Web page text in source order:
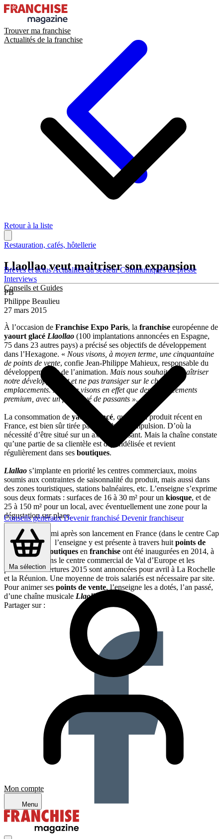
Trouver ma franchise
Actualités de la franchise
Brèves et actusActualités du secteurCommuniqués de presse
Interviews
Conseils et Guides
Conseils générauxDevenir franchisé Devenir franchiseur
Ma sélection
Mon compte
Menu
Retour à la liste
Restauration, cafés, hôtellerie
Llaollao veut maitriser son expansion
PB
Philippe Beaulieu
27 mars 2015
À l’occasion de Franchise Expo Paris, la franchise européenne de
yaourt glacé Llaollao (100 implantations annoncées en Espagne,
75 dans 23 autres pays) a précisé ses objectifs de développement
dans l’Hexagone. « Nous visons, à moyen terme, une cinquantaine
de points de vente, confie Jean-Philippe Mahieux, responsable du
développement et de l’animation. Mais nous souhaitons maîtriser
notre développement et ne pas transiger sur le choix des
emplacements. Nous ne visons en effet que des emplacements
premium, avec un flux élevé de passants ».
La consommation de yaourt glacé, qui est un produit récent en
France, est bien sûr tirée par les achats d’impulsion. D’où la
nécessité d’être situé sur un axe très passant. Mais la chaîne constate
qu’une partie de sa clientèle est déjà fidélisée et revient
régulièrement dans ses boutiques.
Llallao s’implante en priorité les centres commerciaux, moins
soumis aux contraintes de saisonnalité du produit, mais aussi dans
des zones touristiques, stations balnéaires, etc. L’enseigne s’exprime
sous deux formats : surfaces de 16 à 30 m² pour un kiosque, et de
25 à 150 m² pour un local, avec éventuellement une zone pour la
dégustation sur place.
Deux ans et demi après son lancement en France (dans le centre Cap
3000 de Nice), l’enseigne y est présente à travers huit points de
vente. Deux boutiques en franchise ont été inaugurées en 2014, à
La Baule et dans le centre commercial de Val d’Europe et les
premières ouvertures 2015 sont annoncées pour avril à La Rochelle
et la Réunion. Une moyenne de trois salariés est nécessaire par site.
Pour animer ses points de vente, l’enseigne les a dotés, l’an passé,
d’une chaîne musicale Llaollao
Partager sur :